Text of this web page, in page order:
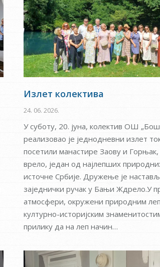
Излет колектива
24. 06. 2026.
У суботу, 20. јуна, колектив ОШ
реализовао је једнодневни излет
посетили манастире Заову и Горњак,
врело, један од најлепших
источне Србије. Дружење је
заједнички ручак у Бањи Ждрело.У
атмосфери, окружени природним
културно-историјским
прилику да на леп начин…